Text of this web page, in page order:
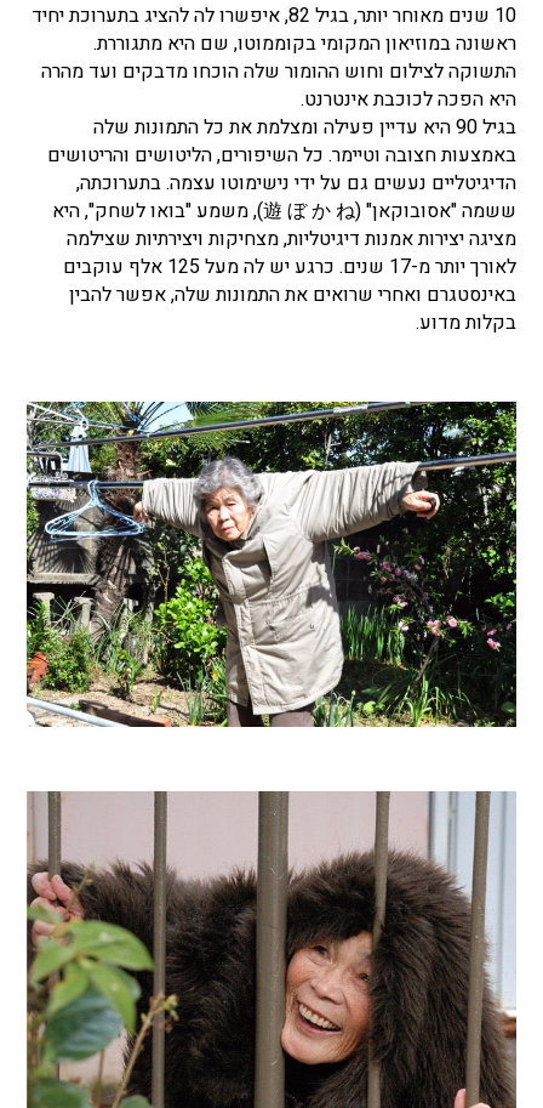
10 שנים מאוחר יותר, בגיל 82, איפשרו לה להציג בתערוכת יחיד
ראשונה במוזיאון המקומי בקוממוטו, שם היא מתגוררת.
התשוקה לצילום וחוש ההומור שלה הוכחו מדבקים ועד מהרה
היא הפכה לכוכבת אינטרנט.
בגיל 90 היא עדיין פעילה ומצלמת את כל התמונות שלה
באמצעות חצובה וטיימר. כל השיפורים, הליטושים והריטושים
הדיגיטליים נעשים גם על ידי נישימוטו עצמה. בתערוכתה,
ששמה "אסובוקאן" (遊 ぼ か ね), משמע "בואו לשחק", היא
מציגה יצירות אמנות דיגיטליות, מצחיקות ויצירתיות שצילמה
לאורך יותר מ-17 שנים. כרגע יש לה מעל 125 אלף עוקבים
באינסטגרם ואחרי שרואים את התמונות שלה, אפשר להבין
בקלות מדוע.